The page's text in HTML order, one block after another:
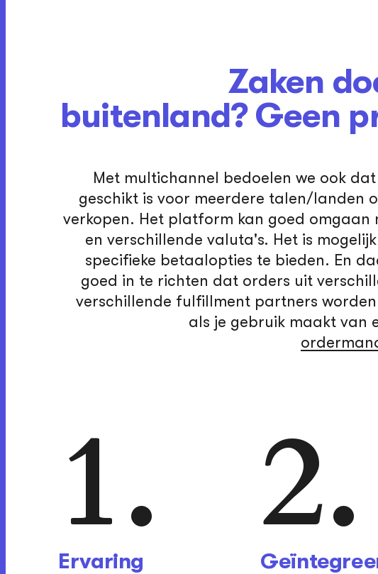
Zaken
buitenland? Geen
Met multichannel bedoelen we ook
geschikt is voor meerdere talen/landen
verkopen. Het platform kan goed omgaan
en verschillende valuta's. Het is
specifieke betaalopties te bieden. En
goed in te richten dat orders uit
verschillende fulfillment partners
als je gebruik maakt van
1.
Ervaring 2.